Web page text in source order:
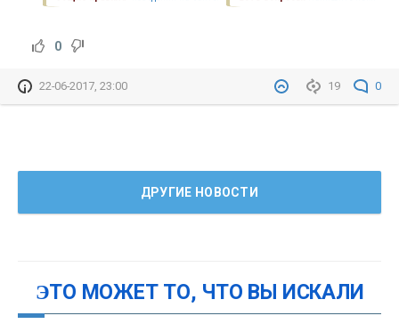
0
19 0
22-06-2017, 23:00
ДРУГИЕ НОВОСТИ
ЭТО МОЖЕТ ТО, ЧТО ВЫ ИСКАЛИ